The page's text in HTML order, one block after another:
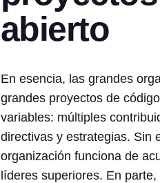
abierto
En esencia, las grandes
grandes proyectos de
variables: múltiples
directivas y estrategias. Sin
organización funciona de
líderes superiores. En